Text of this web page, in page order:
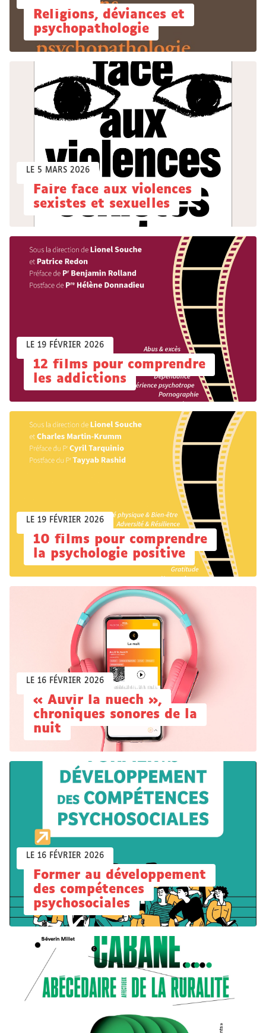
Religions, déviances et
psychopathologie
LE 5 MARS 2026
Faire face aux violences
sexistes et sexuelles
LE 19 FÉVRIER 2026
12 films pour comprendre
les addictions
LE 19 FÉVRIER 2026
10 films pour comprendre
la psychologie positive
LE 16 FÉVRIER 2026
« Auvir la nuech »,
chroniques sonores de la
nuit
LE 16 FÉVRIER 2026
Former au développement
des compétences
psychosociales